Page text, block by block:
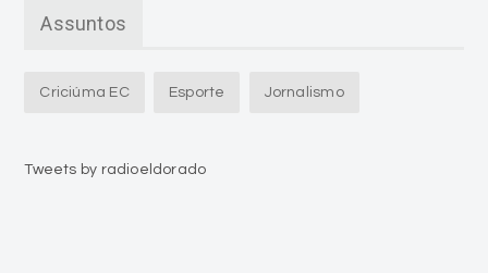
Assuntos
Criciúma EC Esporte Jornalismo
Tweets by radioeldorado